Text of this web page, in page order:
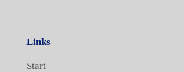
Links
Start